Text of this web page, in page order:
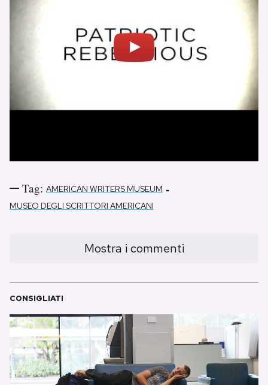
Tag: AMERICAN WRITERS MUSEUM -
MUSEO DEGLI SCRITTORI AMERICANI
Mostra i commenti
CONSIGLIATI